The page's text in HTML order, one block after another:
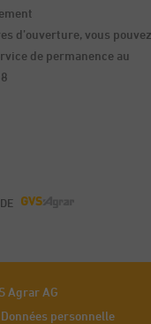
d’ouverture, vous
de permanence au
Agrar AG
Données personnelle